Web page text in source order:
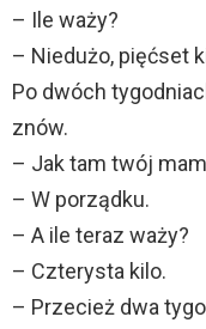
– Ile waży?
– Niedużo, pięćset
Po dwóch
znów.
– Jak tam twój
– W porządku.
– A ile teraz waży?
– Czterysta kilo.
– Przecież dwa